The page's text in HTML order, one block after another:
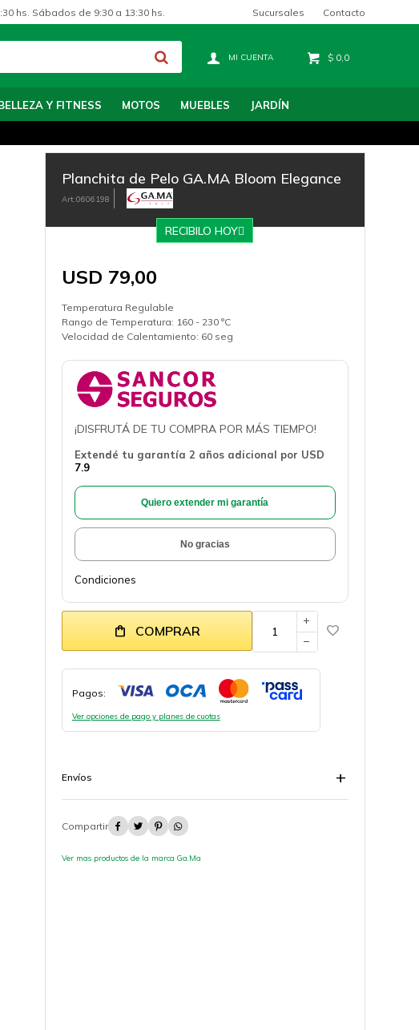
Y FITNESS MOTOS MUEBLES JARDÍN
$ 0,0
hs. Sábados de 9:30 a 13:30 hs. Sucursales Contacto
Planchita de Pelo GA.MA Bloom Elegance
0606198
RECIBILO HOY
USD 79,00
Temperatura Regulable
Rango de Temperatura: 160 - 230 °C
Velocidad de Calentamiento: 60 seg
¡DISFRUTÁ DE TU COMPRA POR MÁS TIEMPO!
Extendé tu garantía 2 años adicional por USD
7.9
Quiero extender mi garantía
No gracias
Condiciones
COMPRAR
add
remove
Pagos:
Ver opciones de pago y planes de cuotas
Envíos
   
Ver mas productos de la marca Ga.Ma